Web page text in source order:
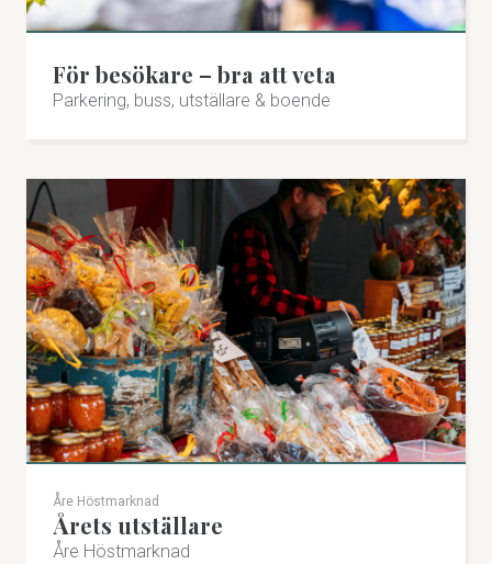
För besökare – bra att veta
Parkering, buss, utställare & boende
Åre Höstmarknad
Årets utställare
Åre Höstmarknad